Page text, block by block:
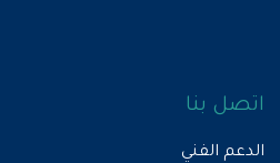
اتصل بنا
الدعم الفني